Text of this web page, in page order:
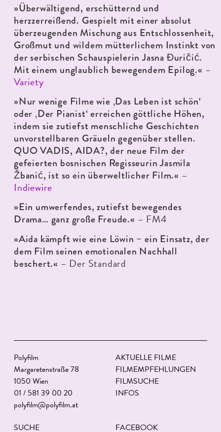
»Überwältigend, erschütternd und
herzzerreißend. Gespielt mit einer absolut
überzeugenden Mischung aus Entschlossenheit,
Großmut und wildem mütterlichem Instinkt von
der serbischen Schauspielerin Jasna Đuričić.
Mit einem unglaublich bewegendem Epilog.« –
Variety
»Nur wenige Filme wie ‚Das Leben ist schön‘
oder ‚Der Pianist‘ erreichen göttliche Höhen,
indem sie zutiefst menschliche Geschichten
unvorstellbaren Gräueln gegenüber stellen.
QUO VADIS, AIDA?, der neue Film der
gefeierten bosnischen Regisseurin Jasmila
Žbanić, ist so ein überweltlicher Film.« –
Indiewire
»Ein umwerfendes, zutiefst bewegendes
Drama… ganz große Freude.« – FM4
»Aida kämpft wie eine Löwin – ein Einsatz, der
dem Film seinen emotionalen Nachhall
beschert.« – Der Standard
Polyfilm
Margaretenstraße 78
1050 Wien
01 / 581 39 00 20
polyfilm@polyfilm.at
AKTUELLE FILME
FILMEMPFEHLUNGEN
FILMSUCHE
INFOS
SUCHE FACEBOOK